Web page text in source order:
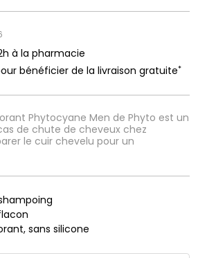
Phytocyane Men de Phyto est un
de chute de cheveux chez
le cuir chevelu pour un
à la pharmacie
bénéficier de la livraison gratuite*
sans silicone